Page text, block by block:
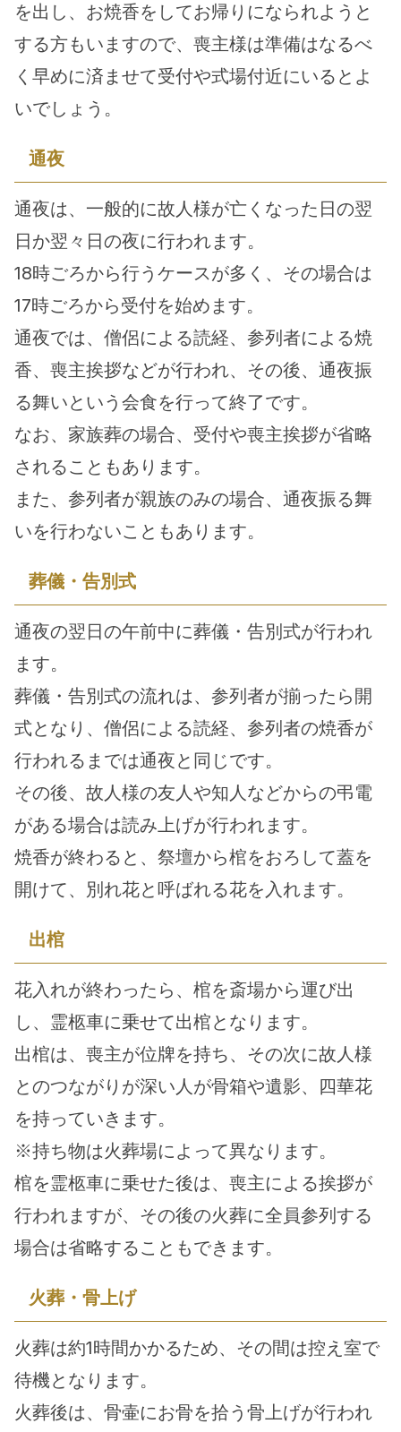
を出し、お焼香をしてお帰りになられようと
する方もいますので、喪主様は準備はなるべ
く早めに済ませて受付や式場付近にいるとよ
いでしょう。
通夜
通夜は、一般的に故人様が亡くなった日の翌
日か翌々日の夜に行われます。
18時ごろから行うケースが多く、その場合は
17時ごろから受付を始めます。
通夜では、僧侶による読経、参列者による焼
香、喪主挨拶などが行われ、その後、通夜振
る舞いという会食を行って終了です。
なお、家族葬の場合、受付や喪主挨拶が省略
されることもあります。
また、参列者が親族のみの場合、通夜振る舞
いを行わないこともあります。
葬儀・告別式
通夜の翌日の午前中に葬儀・告別式が行われ
ます。
葬儀・告別式の流れは、参列者が揃ったら開
式となり、僧侶による読経、参列者の焼香が
行われるまでは通夜と同じです。
その後、故人様の友人や知人などからの弔電
がある場合は読み上げが行われます。
焼香が終わると、祭壇から棺をおろして蓋を
開けて、別れ花と呼ばれる花を入れます。
出棺
花入れが終わったら、棺を斎場から運び出
し、霊柩車に乗せて出棺となります。
出棺は、喪主が位牌を持ち、その次に故人様
とのつながりが深い人が骨箱や遺影、四華花
を持っていきます。
※持ち物は火葬場によって異なります。
棺を霊柩車に乗せた後は、喪主による挨拶が
行われますが、その後の火葬に全員参列する
場合は省略することもできます。
火葬・骨上げ
火葬は約1時間かかるため、その間は控え室で
待機となります。
火葬後は、骨壷にお骨を拾う骨上げが行われ